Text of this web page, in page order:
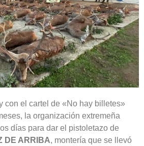
con el cartel de «No hay billetes»
la organización extremeña
días para dar el pistoletazo de
DE ARRIBA, montería que se llevó